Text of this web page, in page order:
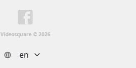
Videosquare © 2026